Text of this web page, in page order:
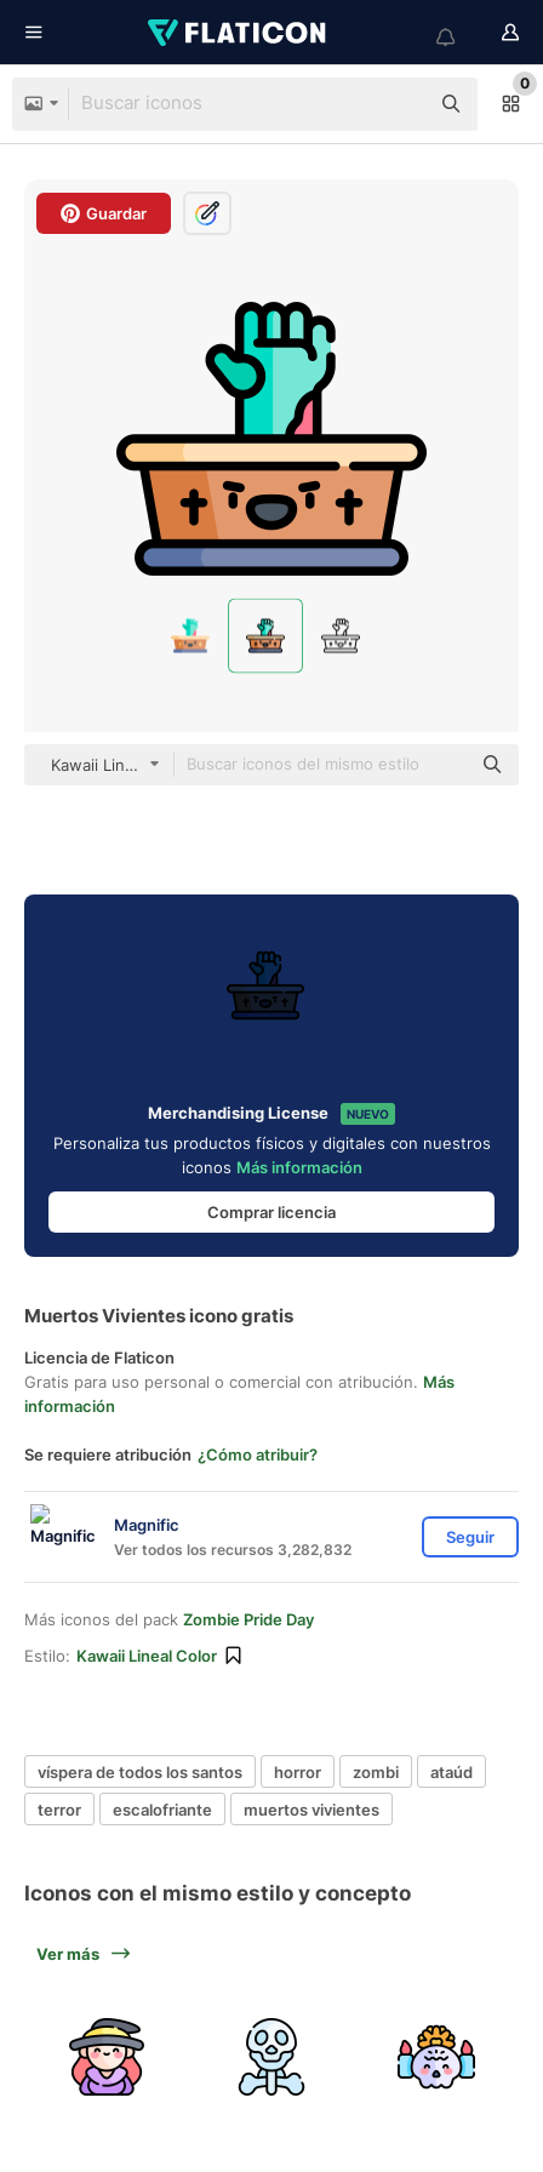
0
Guardar
Kawaii Lineal color
Merchandising License NUEVO
Personaliza tus productos físicos y digitales con nuestros
iconos Más información
Comprar licencia
Muertos Vivientes icono gratis
Licencia de Flaticon
Gratis para uso personal o comercial con atribución. Más
información
Se requiere atribución ¿Cómo atribuir?
Magnific
Ver todos los recursos 3,282,832
Seguir
Más iconos del pack Zombie Pride Day
Estilo: Kawaii Lineal Color
víspera de todos los santos horror zombi
ataúd
terror
escalofriante muertos vivientes
Iconos con el mismo estilo y concepto
Ver más